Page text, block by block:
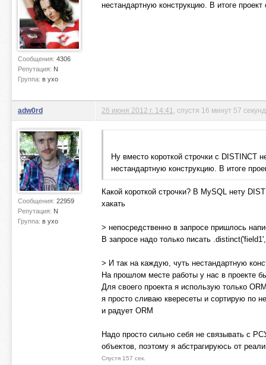
Сообщения: 4306
Репутация: N
Группа: в ухо
нестандартную конструкцию. В итоге проект
adw0rd
Сообщения: 22959
Репутация: N
Группа: в ухо
26 июня 2012 г. 14:41 , спустя 16 минут 57 секунд
Ну вместо короткой строчки с DISTINCT
нестандартную конструкцию. В итоге
Какой короткой строчки? В MySQL нету
хакать
> непосредственно в запросе пришлось
В запросе надо только писать
> И так на каждую, чуть нестандартную
На прошлом месте работы у нас в проекте
Для своего проекта я использую только
я просто сливаю квересеты и сортирую по
и радует ORM
Надо просто сильно себя не связывать с
объектов, поэтому я абстрагируюсь от
Спустя 157 сек.